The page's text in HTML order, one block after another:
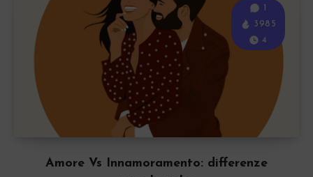
Amore Vs Innamoramento: differenze
1
3985
4